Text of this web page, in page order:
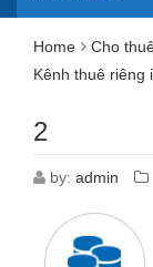
Home
Cho
Kênh thuê riêng
2
by: admin